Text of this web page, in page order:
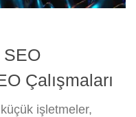
Çalışmaları
işletmeler,